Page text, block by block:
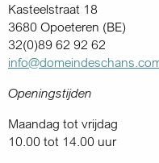
Kasteelstraat 18
3680 Opoeteren (BE)
32(0)89 62 92 62
Openingstijden
Maandag tot vrijdag
10.00 tot 14.00 uur